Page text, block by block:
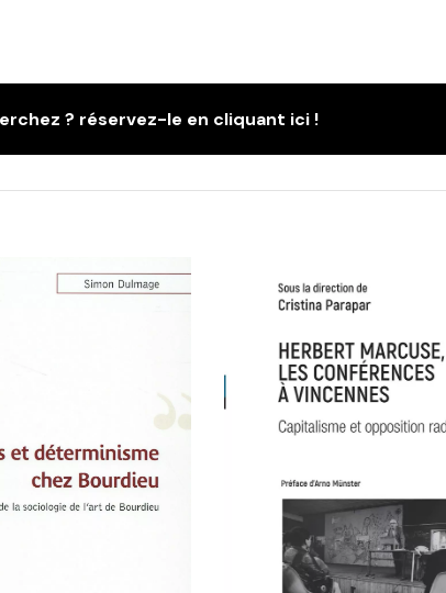
? réservez-le en cliquant ici !